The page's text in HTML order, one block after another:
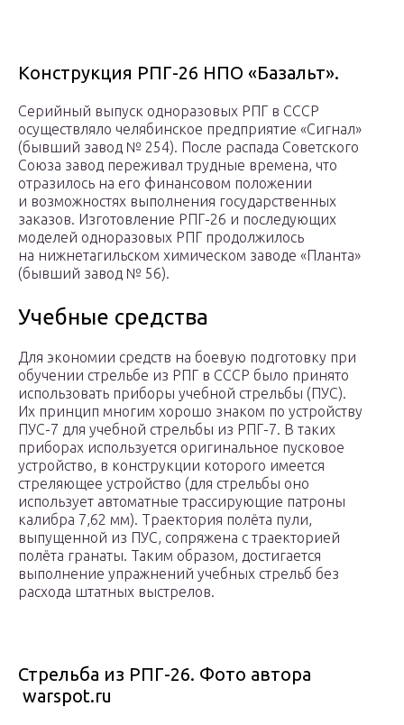
Конструкция РПГ-26 НПО «Базальт».
Серийный выпуск одноразовых РПГ в СССР
осуществляло челябинское предприятие «Сигнал»
(бывший завод № 254). После распада Советского
Союза завод переживал трудные времена, что
отразилось на его финансовом положении
и возможностях выполнения государственных
заказов. Изготовление РПГ-26 и последующих
моделей одноразовых РПГ продолжилось
на нижнетагильском химическом заводе «Планта»
(бывший завод № 56).
Учебные средства
Для экономии средств на боевую подготовку при
обучении стрельбе из РПГ в СССР было принято
использовать приборы учебной стрельбы (ПУС).
Их принцип многим хорошо знаком по устройству
ПУС-7 для учебной стрельбы из РПГ-7. В таких
приборах используется оригинальное пусковое
устройство, в конструкции которого имеется
стреляющее устройство (для стрельбы оно
использует автоматные трассирующие патроны
калибра 7,62 мм). Траектория полёта пули,
выпущенной из ПУС, сопряжена с траекторией
полёта гранаты. Таким образом, достигается
выполнение упражнений учебных стрельб без
расхода штатных выстрелов.
Стрельба из РПГ-26. Фото автора
warspot.ru